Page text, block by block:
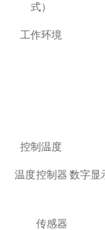
式）
工作环境
控制温度
温度控制器 数字显
传感器